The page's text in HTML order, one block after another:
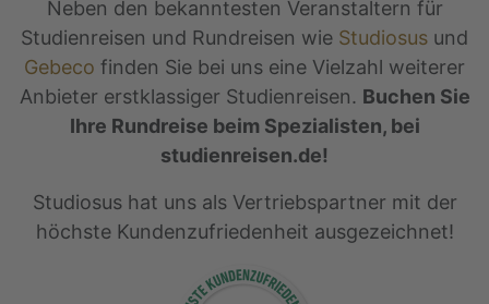
Neben den bekanntesten Veranstaltern für
Studienreisen und Rundreisen wie Studiosus und
Gebeco finden Sie bei uns eine Vielzahl weiterer
Anbieter erstklassiger Studienreisen. Buchen Sie
Ihre Rundreise beim Spezialisten, bei
studienreisen.de!
Studiosus hat uns als Vertriebspartner mit der
höchste Kundenzufriedenheit ausgezeichnet!